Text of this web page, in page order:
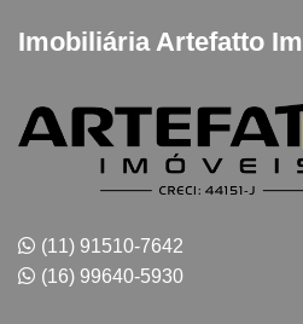
Imobiliária Artefatto
(11) 91510-7642
(16) 99640-5930